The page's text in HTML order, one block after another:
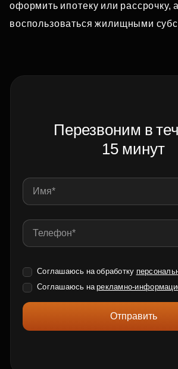
оформить ипотеку или рассрочку,
воспользоваться жилищными
Перезвоним в
15 минут
Соглашаюсь на обработку
Соглашаюсь нарекламно-
Отправить